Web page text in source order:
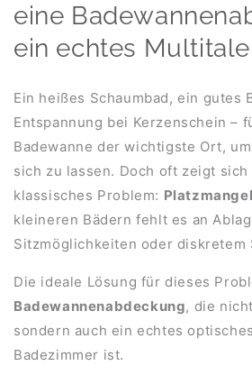
eine
ein echtes
Ein heißes Schaumbad, ein gutes
Entspannung bei Kerzenschein –
Badewanne der wichtigste Ort,
sich zu lassen. Doch oft zeigt
klassisches Problem:
kleineren Bädern fehlt es an
Sitzmöglichkeiten oder diskretem
Die ideale Lösung für dieses
Badewannenabdeckung, die
sondern auch ein echtes
Badezimmer ist.